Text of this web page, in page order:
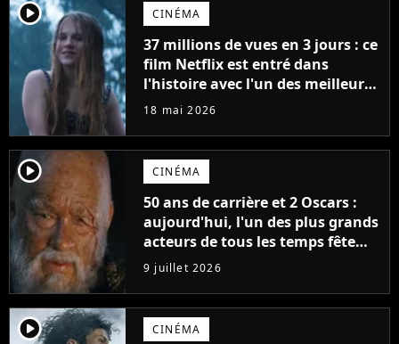
player2 CINÉMA
37 millions de vues en 3 jours : ce
film Netflix est entré dans
l'histoire avec l'un des meilleurs
lancements de tous les temps
18 mai 2026
player2 CINÉMA
50 ans de carrière et 2 Oscars :
aujourd'hui, l'un des plus grands
acteurs de tous les temps fête
ses 70 ans
9 juillet 2026
player2 CINÉMA